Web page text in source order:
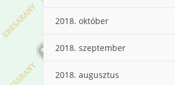
2018. október
2018. szeptember
2018. augusztus